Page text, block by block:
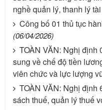
nghề quản lý, thanh lý
Công bố 01 thủ tục
(06/04/2026)
TOÀN VĂN: Nghị
sung về chế độ tiền
viên chức và lực lượng
TOÀN VĂN: Nghị
sách thuế, quản lý thuế